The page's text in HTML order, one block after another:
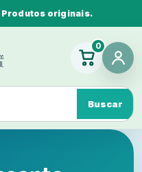
Produtos originais.
Buscar
0